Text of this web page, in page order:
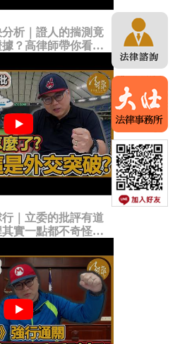
析｜證人的揣測竟
？高律師帶你看未
｜立委的批評有道
實一點都不奇怪？